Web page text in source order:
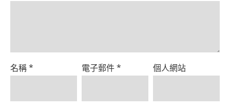
名稱* 電子郵件* 個人網站